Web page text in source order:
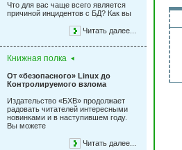
Что для вас чаще всего является
причиной инцидентов с БД? Как вы
Читать далее...
Книжная полка
От «безопасного» Linux до
Контролируемого взлома
Издательство «БХВ» продолжает
радовать читателей интересными
новинками и в наступившем году.
Вы можете
Читать далее...